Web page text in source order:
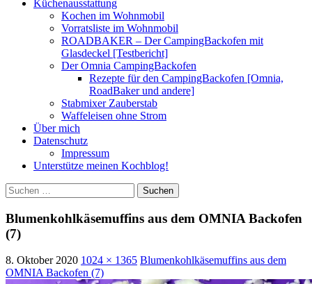
Küchenausstattung
Kochen im Wohnmobil
Vorratsliste im Wohnmobil
ROADBAKER – Der CampingBackofen mit
Glasdeckel [Testbericht]
Der Omnia CampingBackofen
Rezepte für den CampingBackofen [Omnia,
RoadBaker und andere]
Stabmixer Zauberstab
Waffeleisen ohne Strom
Über mich
Datenschutz
Impressum
Unterstütze meinen Kochblog!
Suchen
nach:
Blumenkohlkäsemuffins aus dem OMNIA Backofen
(7)
8. Oktober 2020 1024 × 1365 Blumenkohlkäsemuffins aus dem
OMNIA Backofen (7)